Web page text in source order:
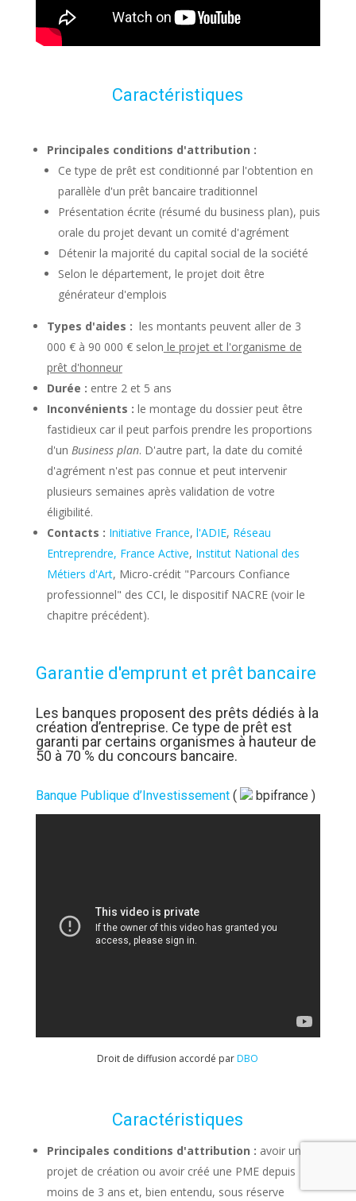
Caractéristiques
Principales conditions d'attribution :
Ce type de prêt est conditionné par l'obtention en
parallèle d'un prêt bancaire traditionnel
Présentation écrite (résumé du business plan), puis
orale du projet devant un comité d'agrément
Détenir la majorité du capital social de la société
Selon le département, le projet doit être
générateur d'emplois
Types d'aides : les montants peuvent aller de 3
000 € à 90 000 € selon le projet et l'organisme de
prêt d'honneur
Durée : entre 2 et 5 ans
Inconvénients : le montage du dossier peut être
fastidieux car il peut parfois prendre les proportions
d'un Business plan. D'autre part, la date du comité
d'agrément n'est pas connue et peut intervenir
plusieurs semaines après validation de votre
éligibilité.
Contacts : Initiative France, l'ADIE, Réseau
Entreprendre, France Active, Institut National des
Métiers d'Art, Micro-crédit "Parcours Confiance
professionnel" des CCI, le dispositif NACRE (voir le
chapitre précédent).
Garantie d'emprunt et prêt bancaire
Les banques proposent des prêts dédiés à la
création d’entreprise. Ce type de prêt est
garanti par certains organismes à hauteur de
50 à 70 % du concours bancaire.
Banque Publique d’Investissement( bpifrance )
Droit de diffusion accordé parDBO
Caractéristiques
Principales conditions d'attribution : avoir un
projet de création ou avoir créé une PME depuis
moins de 3 ans et, bien entendu, sous réserve